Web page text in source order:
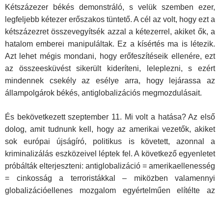
Kétszázezer békés demonstráló, s velük szemben ezer,
legfeljebb kétezer erőszakos tüntető. A cél az volt, hogy ezt a
kétszázezret összevegyítsék azzal a kétezerrel, akiket ők, a
hatalom emberei manipuláltak. Ez a kísértés ma is létezik.
Azt lehet mégis mondani, hogy erőfeszítéseik ellenére, ezt
az összeesküvést sikerült kideríteni, leleplezni, s ezért
mindennek csekély az esélye arra, hogy lejárassa az
állampolgárok békés, antiglobalizációs megmozdulásait.
És bekövetkezett szeptember 11. Mi volt a hatása? Az első
dolog, amit tudnunk kell, hogy az amerikai vezetők, akiket
sok európai újságíró, politikus is követett, azonnal a
kriminalizálás eszközeivel léptek fel. A következő egyenletet
próbálták elterjeszteni: antiglobalizáció = amerikaellenesség
= cinkosság a terroristákkal – miközben valamennyi
globalizációellenes mozgalom egyértelműen elítélte az